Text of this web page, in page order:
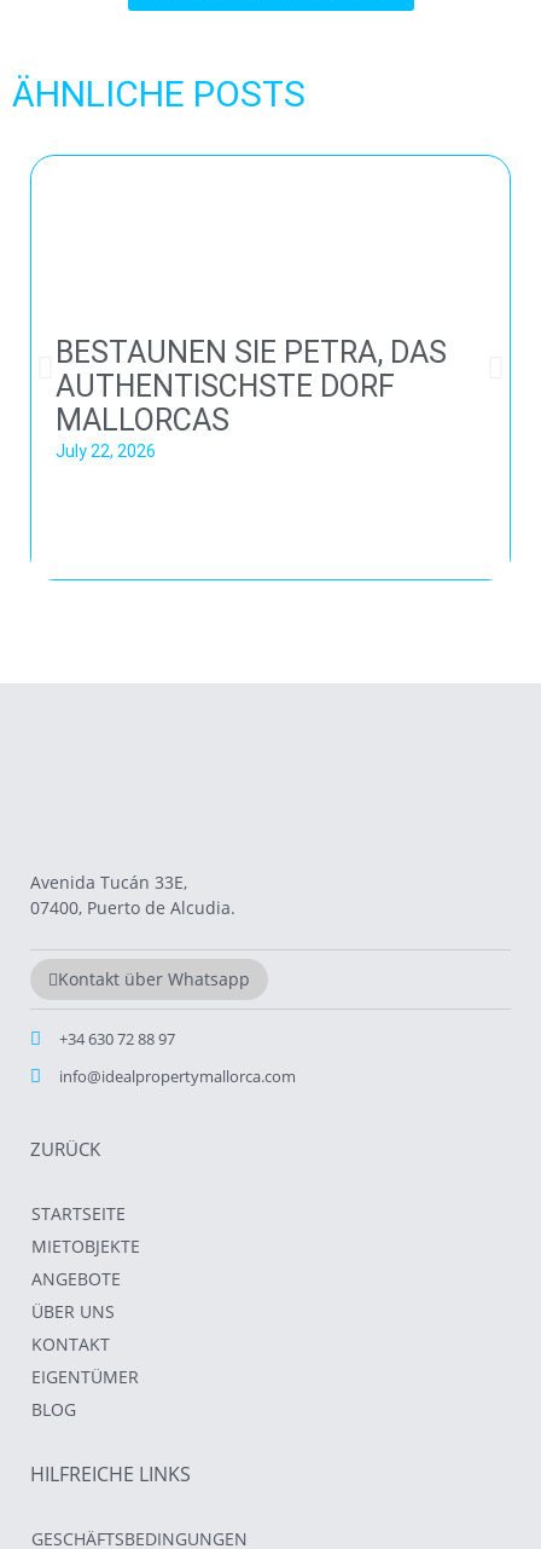
ÄHNLICHE POSTS
BESTAUNEN SIE PETRA, DAS
AUTHENTISCHSTE DORF
MALLORCAS
July 22, 2026
Avenida Tucán 33E,
07400, Puerto de Alcudia.
Kontakt über Whatsapp
+34 630 72 88 97
info@idealpropertymallorca.com
ZURÜCK
STARTSEITE
MIETOBJEKTE
ANGEBOTE
ÜBER UNS
KONTAKT
EIGENTÜMER
BLOG
HILFREICHE LINKS
GESCHÄFTSBEDINGUNGEN